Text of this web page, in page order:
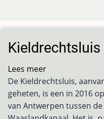
naar
de
inhoud
gaan
Kieldrechtsluis
Lees meer
Kieldrechtsluis
De Kieldrechtsluis,
geheten, is een in 2016
van Antwerpen tussen